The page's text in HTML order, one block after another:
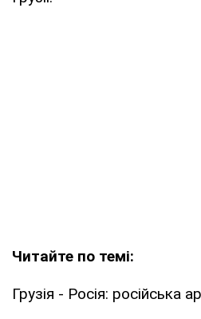
Читайте по темі:
Грузія - Росія: російська